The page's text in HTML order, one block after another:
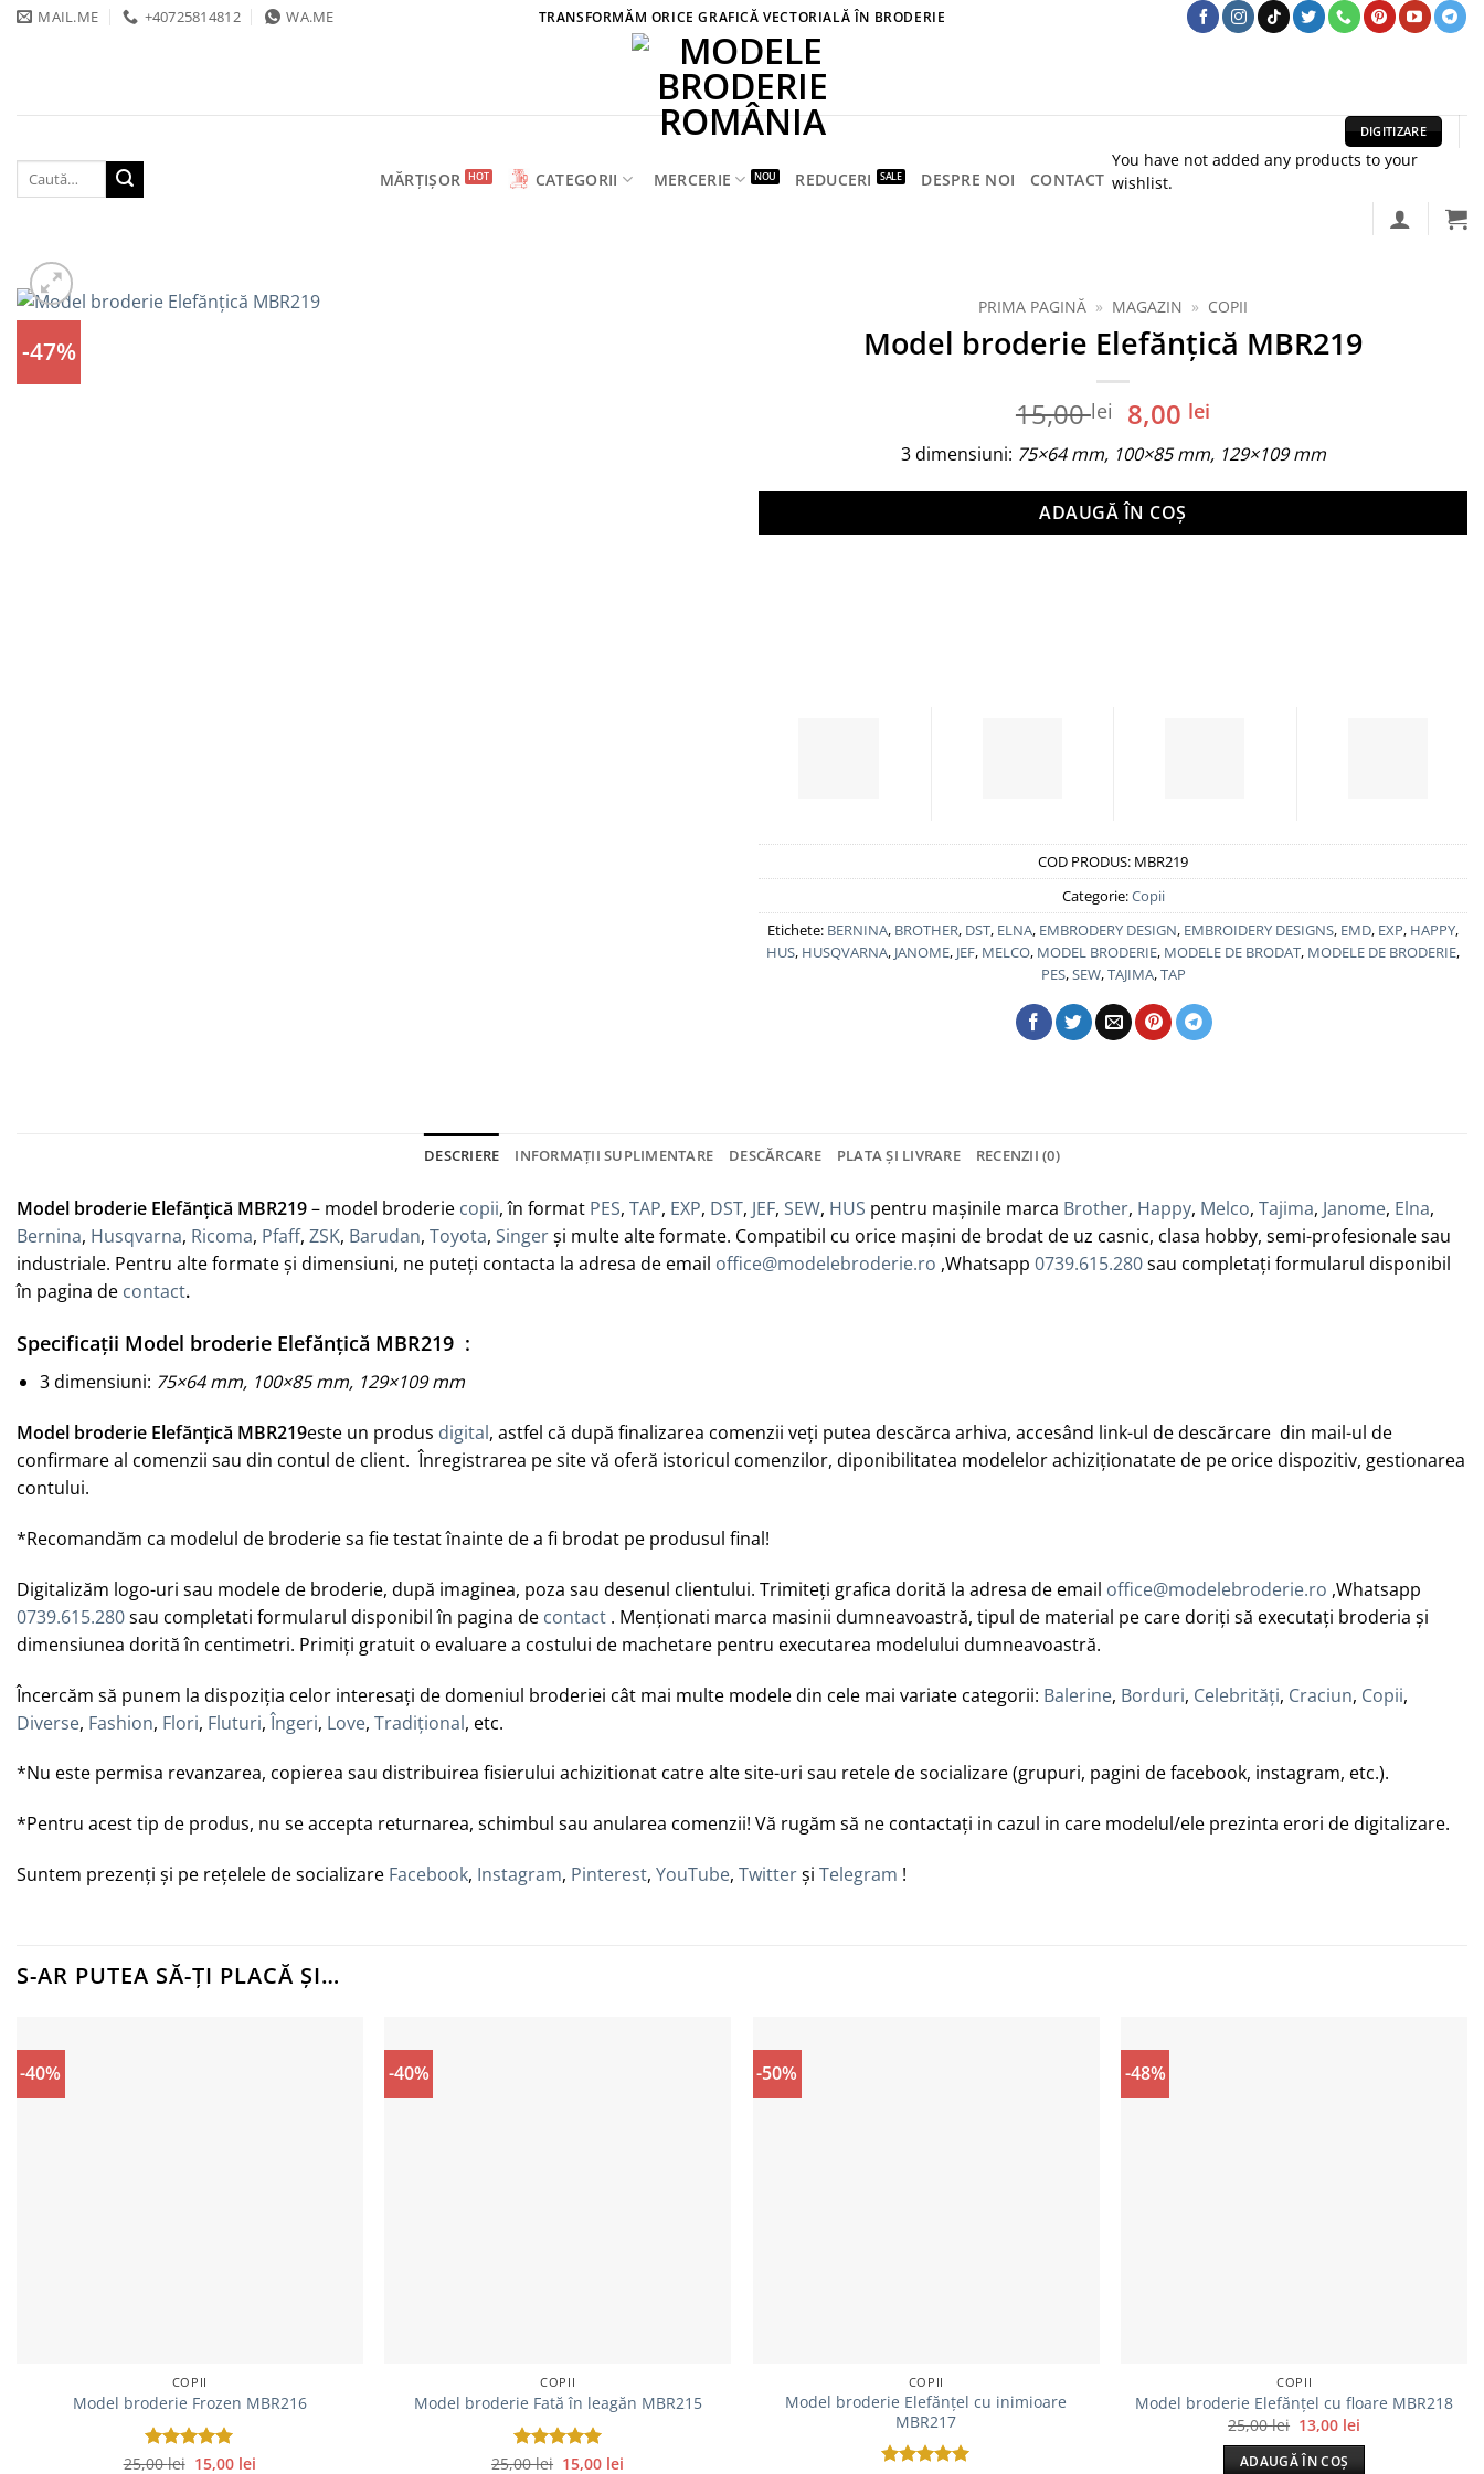
Skip MAIL.ME +40725814812 WA.ME TRANSFORMĂM ORICE GRAFICĂ VECTORIALĂ ÎN BRODERIE
Caută
MĂRȚIȘOR CATEGORII MERCERIE REDUCERI DESPRE NOI CONTACT
DIGITIZARE
You have not added any products to your
wishlist.
-47%
PRIMA PAGINĂ » MAGAZIN » COPII
Model broderie Elefănțică MBR219
15,00lei Prețul
inițial
a
fost:
15,00 lei.
8,00 lei
curent
este:
8,00 lei.
3 dimensiuni: 75×64 mm, 100×85 mm, 129×109 mm
ADAUGĂ ÎN COȘ
COD PRODUS: MBR219
Categorie:Copii
Etichete: BERNINA, BROTHER, DST, ELNA, EMBRODERY DESIGN, EMBROIDERY DESIGNS, EMD, EXP, HAPPY,
HUS, HUSQVARNA, JANOME, JEF, MELCO, MODEL BRODERIE, MODELE DE BRODAT, MODELE DE BRODERIE,
PES,SEW,TAJIMA,TAP
DESCRIERE INFORMAȚII SUPLIMENTARE DESCĂRCARE PLATA ȘI LIVRARE RECENZII (0)
Model broderie Elefănțică MBR219– model broderie copii, în format PES, TAP, EXP, DST, JEF, SEW, HUS pentru mașinile marca Brother, Happy, Melco, Tajima, Janome, Elna,
Bernina, Husqvarna, Ricoma, Pfaff, ZSK, Barudan, Toyota, Singerși multe alte formate. Compatibil cu orice mașini de brodat de uz casnic, clasa hobby, semi-profesionale sau
industriale. Pentru alte formate și dimensiuni, ne puteți contacta la adresa de email office@modelebroderie.ro ,Whatsapp 0739.615.280sau completați formularul disponibil
în pagina de contact.
Specificații Model broderie Elefănțică MBR219 :
3 dimensiuni: 75×64 mm, 100×85 mm, 129×109 mm
Model broderie Elefănțică MBR219este un produs digital, astfel că după finalizarea comenzii veți putea descărca arhiva, accesând link-ul de descărcare din mail-ul de
confirmare al comenzii sau din contul de client. Înregistrarea pe site vă oferă istoricul comenzilor, diponibilitatea modelelor achiziționatate de pe orice dispozitiv, gestionarea
contului.
*Recomandăm ca modelul de broderie sa fie testat înainte de a fi brodat pe produsul final!
Digitalizăm logo-uri sau modele de broderie, după imaginea, poza sau desenul clientului. Trimiteți grafica dorită la adresa de email office@modelebroderie.ro ,Whatsapp
0739.615.280sau completati formularul disponibil în pagina de contact . Menționati marca masinii dumneavoastră, tipul de material pe care doriți să executați broderia și
dimensiunea dorită în centimetri. Primiți gratuit o evaluare a costului de machetare pentru executarea modelului dumneavoastră.
Încercăm să punem la dispoziția celor interesați de domeniul broderiei cât mai multe modele din cele mai variate categorii: Balerine, Borduri, Celebrități, Craciun, Copii,
Diverse, Fashion, Flori, Fluturi,Îngeri, Love, Tradițional, etc.
*Nu este permisa revanzarea, copierea sau distribuirea fisierului achizitionat catre alte site-uri sau retele de socializare (grupuri, pagini de facebook, instagram, etc.).
*Pentru acest tip de produs, nu se accepta returnarea, schimbul sau anularea comenzii! Vă rugăm să ne contactați in cazul in care modelul/ele prezinta erori de digitalizare.
Suntem prezenți și pe rețelele de socializare Facebook, Instagram, Pinterest, YouTube, Twitterși Telegram !
S-AR PUTEA SĂ-ȚI PLACĂ ȘI…
-40%
COPII
Model broderie Frozen MBR216
Evaluat la
25,00lei Prețul
15,00 leiPrețul
-40%
COPII
Model broderie Fată în leagăn MBR215
Evaluat la
25,00lei Prețul
15,00 lei
-50%
COPII
Model broderie Elefănțel cu inimioare
MBR217
-48%
COPII
Model broderie Elefănțel cu floare MBR218
25,00lei Prețul
inițial
a
fost:
13,00 lei
13,00 lei.
ADAUGĂ ÎN COȘ